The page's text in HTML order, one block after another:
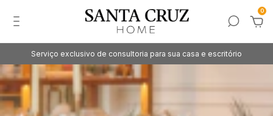
0
Serviço exclusivo de consultoria para sua casa e escritório